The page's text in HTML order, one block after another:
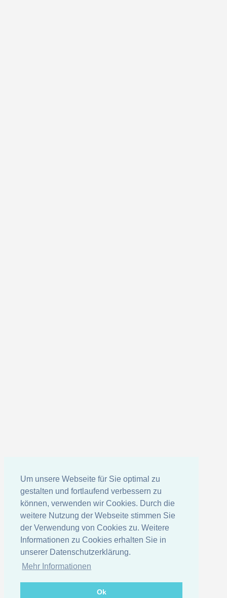
Um unsere Webseite für Sie optimal zu
gestalten und fortlaufend verbessern zu
können, verwenden wir Cookies. Durch die
weitere Nutzung der Webseite stimmen Sie
der Verwendung von Cookies zu. Weitere
Informationen zu Cookies erhalten Sie in
unserer Datenschutzerklärung.
Mehr Informationen
Ok